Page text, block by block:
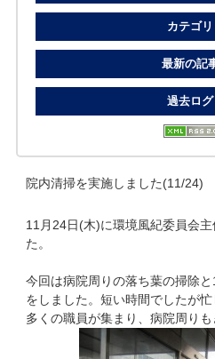
カテゴリ
最新の記
過去ログ
院内清掃を実施しました(11/24)
11月24日(木)に環境風紀委員会
た。
今回は病院周りの落ち葉の掃除
をしました。短い時間でしたが
多くの職員が集まり、病院周りも